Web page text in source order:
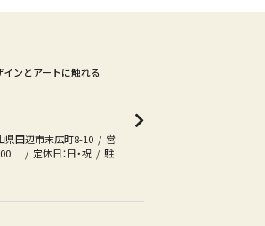
ンとアートに触れる
田辺市末広町8-10
営
00
定休日：日・祝
駐